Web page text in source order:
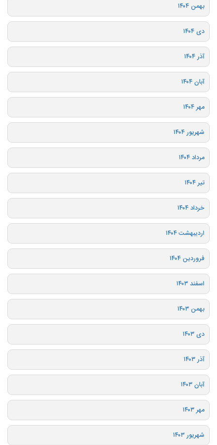
بهمن ۱۴۰۴
دی ۱۴۰۴
آذر ۱۴۰۴
آبان ۱۴۰۴
مهر ۱۴۰۴
شهریور ۱۴۰۴
مرداد ۱۴۰۴
تیر ۱۴۰۴
خرداد ۱۴۰۴
اردیبهشت ۱۴۰۴
فروردین ۱۴۰۴
اسفند ۱۴۰۳
بهمن ۱۴۰۳
دی ۱۴۰۳
آذر ۱۴۰۳
آبان ۱۴۰۳
مهر ۱۴۰۳
شهریور ۱۴۰۳